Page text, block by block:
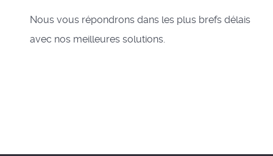
Nous vous répondrons dans les plus brefs délais
avec nos meilleures solutions.